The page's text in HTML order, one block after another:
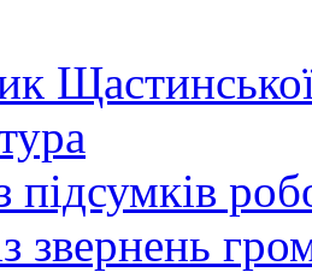
підсумків
звернень